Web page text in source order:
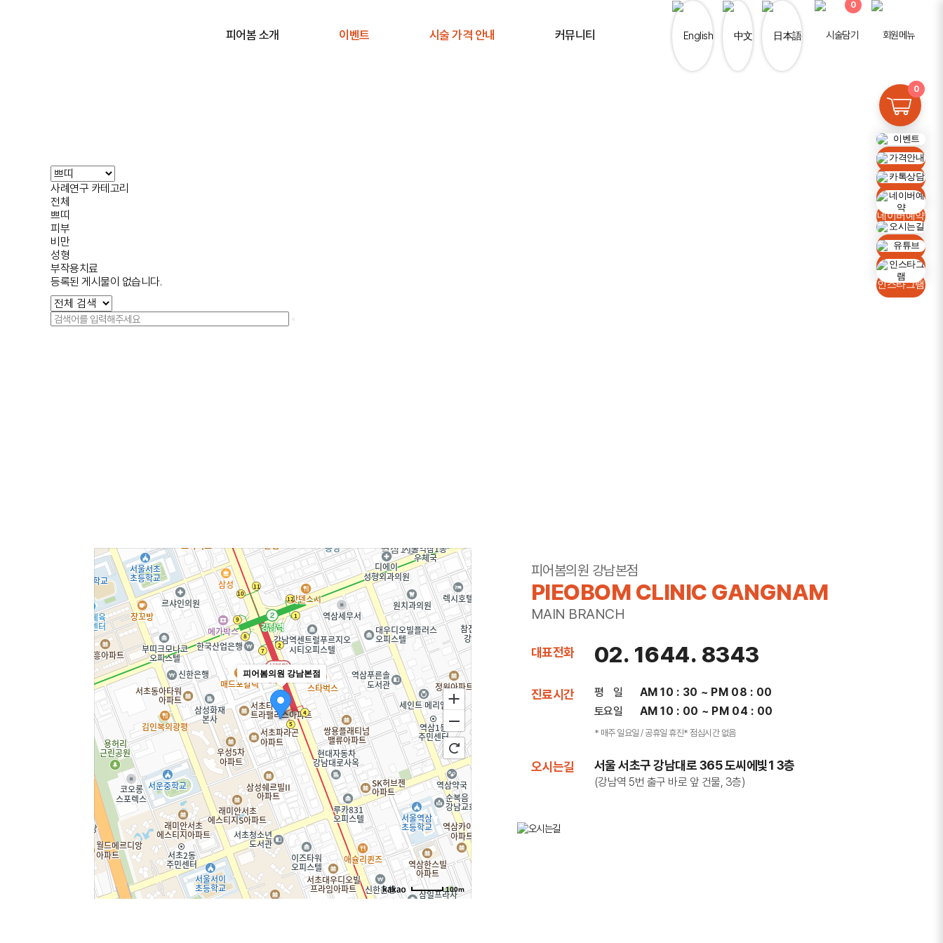
피어봄 소개 이벤트 시술 가격 안내 커뮤니티
0
사례연구 카테고리
전체
쁘띠
피부
비만
성형
부작용치료
등록된 게시물이 없습니다.
0
이벤트
가격안내
카톡상담
네이버예약
오시는길
유튜브
인스타그램
피어봄의원 강남본점
100m
피어봄의원 강남본점
PIEOBOM CLINIC GANGNAM
MAIN BRANCH
대표전화 02. 1644. 8343
진료시간 평 일
AM 10 : 30 ~ PM 08 : 00
토요일
AM 10 : 00 ~ PM 04 : 00
* 매주 일요일 / 공휴일 휴진* 점심시간 없음
오시는길 서울 서초구 강남대로 365 도씨에빛1 3층
(강남역 5번 출구 바로 앞 건물, 3층)